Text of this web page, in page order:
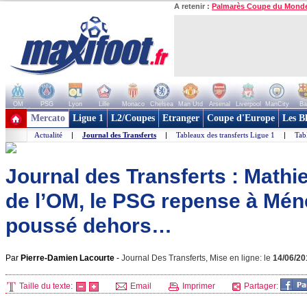
A retenir : Palmarès Coupe du
OM PSG Lyon Lille Monaco Chelsea Man Utd Arsenal Liverpool ManCity
+ de clubs
Mercato Ligue 1 L2/Coupes Etranger Coupe d'Europe Les
Actualité | Journal des Transferts | Tableaux des transferts Ligue 1 |
Journal des Transferts :
de l’OM, le PSG repense à
poussé dehors…
Par Pierre-Damien Lacourte - Journal Des Transferts, Mise en ligne: le 14/06/
Taille du texte: Email Imprimer Partager: